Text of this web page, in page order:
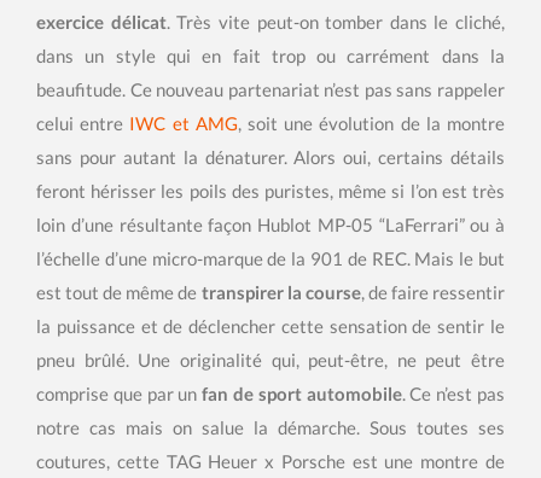
exercice délicat. Très vite peut-on tomber dans le cliché,
dans un style qui en fait trop ou carrément dans la
beaufitude. Ce nouveau partenariat n’est pas sans rappeler
celui entre IWC et AMG, soit une évolution de la montre
sans pour autant la dénaturer. Alors oui, certains détails
feront hérisser les poils des puristes, même si l’on est très
loin d’une résultante façon Hublot MP-05 “LaFerrari” ou à
l’échelle d’une micro-marque de la 901 de REC. Mais le but
est tout de même de transpirer la course, de faire ressentir
la puissance et de déclencher cette sensation de sentir le
pneu brûlé. Une originalité qui, peut-être, ne peut être
comprise que par unfan de sport automobile. Ce n’est pas
notre cas mais on salue la démarche. Sous toutes ses
coutures, cette TAG Heuer x Porsche est une montre de